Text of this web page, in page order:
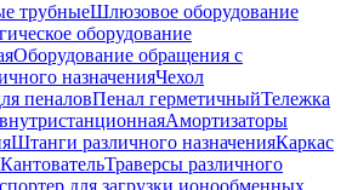
трубныеШлюзовое оборудование
оборудование
Оборудование обращения с
назначенияЧехол
пеналовПенал герметичныйТележка
Амортизаторы
Штанги различного назначенияКаркас
КантовательТраверсы различного
для загрузки ионообменных